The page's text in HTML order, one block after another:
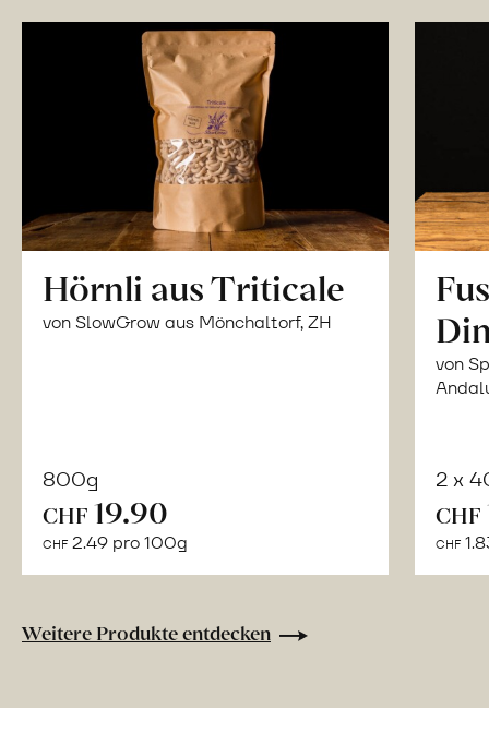
Hörnli aus Triticale
von SlowGrow aus Mönchaltorf, ZH
800g
CHF 19.90
CHF 2.49 pro 100g
von
2 x
CHF
CHF
Weitere Produkte entdecken